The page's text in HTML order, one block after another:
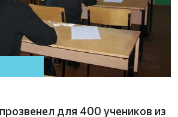
для 400 учеников из